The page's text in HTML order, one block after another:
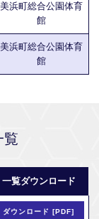
美浜町総合公園体育
館
美浜町総合公園体育
館
覧
一覧ダウンロード
ダウンロード [PDF]